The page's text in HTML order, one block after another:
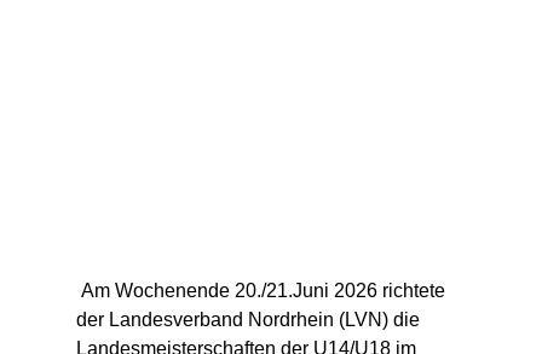
Am Wochenende 20./21.Juni 2026 richtete
der Landesverband Nordrhein (LVN) die
Landesmeisterschaften der U14/U18 im